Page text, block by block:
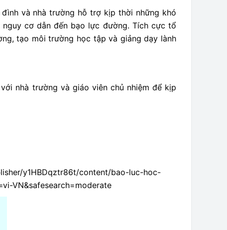
và nhà trường hỗ trợ kịp thời những khó
cơ dẫn đến bạo lực đường. Tích cực tổ
tạo môi trường học tập và giảng dạy lành
nhà trường và giáo viên chủ nhiệm để kịp
y1HBDqztr86t/content/bao-luc-hoc-
VN&safesearch=moderate